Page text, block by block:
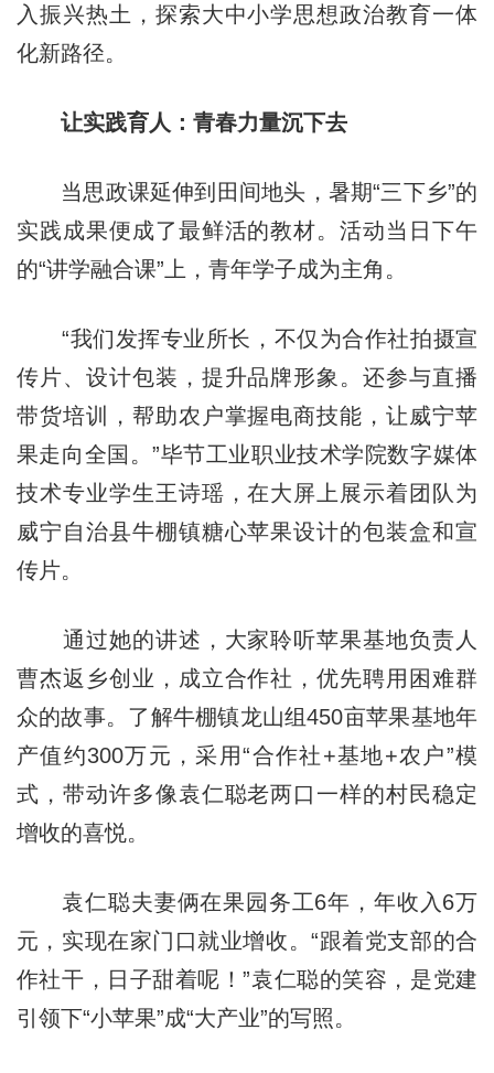
入振兴热土，探索大中小学思想政治教育一体
化新路径。
让实践育人：青春力量沉下去
当思政课延伸到田间地头，暑期“三下乡”的
实践成果便成了最鲜活的教材。活动当日下午
的“讲学融合课”上，青年学子成为主角。
“我们发挥专业所长，不仅为合作社拍摄宣
传片、设计包装，提升品牌形象。还参与直播
带货培训，帮助农户掌握电商技能，让威宁苹
果走向全国。”毕节工业职业技术学院数字媒体
技术专业学生王诗瑶，在大屏上展示着团队为
威宁自治县牛棚镇糖心苹果设计的包装盒和宣
传片。
通过她的讲述，大家聆听苹果基地负责人
曹杰返乡创业，成立合作社，优先聘用困难群
众的故事。了解牛棚镇龙山组450亩苹果基地年
产值约300万元，采用“合作社+基地+农户”模
式，带动许多像袁仁聪老两口一样的村民稳定
增收的喜悦。
袁仁聪夫妻俩在果园务工6年，年收入6万
元，实现在家门口就业增收。“跟着党支部的合
作社干，日子甜着呢！”袁仁聪的笑容，是党建
引领下“小苹果”成“大产业”的写照。